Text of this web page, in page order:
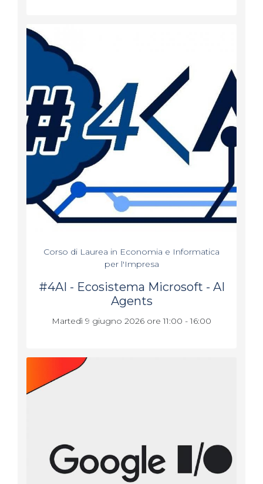
Corso di Laurea in Economia e Informatica
per l'Impresa
#4AI - Ecosistema Microsoft - AI
Agents
Martedì 9 giugno 2026 ore 11:00 - 16:00